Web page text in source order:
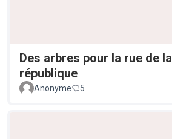
Des arbres pour la rue de la
république
Anonyme 5